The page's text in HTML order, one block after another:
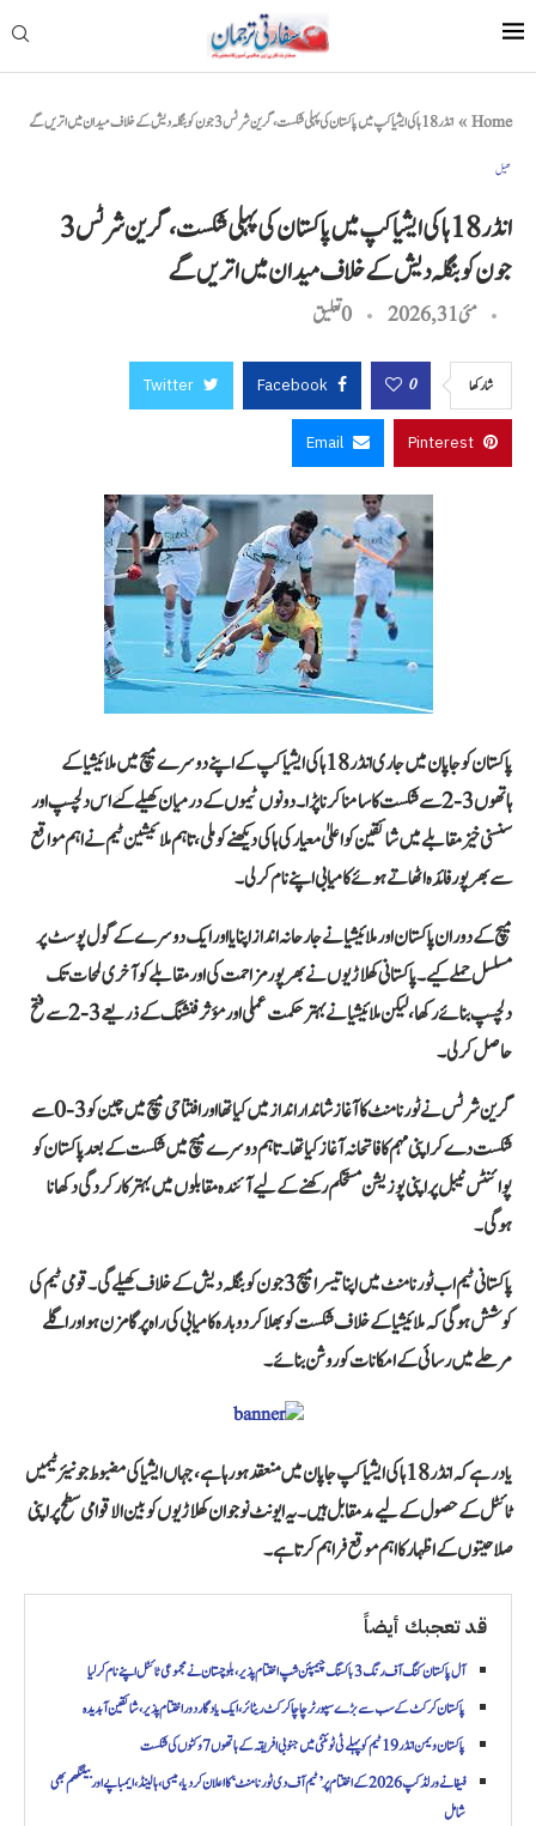
Home
» انڈر 18 ہاکی ایشیا کپ میں پاکستان کی پہلی شکست، گرین شرٹس 3 جون کو بنگلہ دیش کے خلاف میدان میں اتریں گے
کھیل
انڈر 18 ہاکی ایشیا کپ میں پاکستان کی پہلی شکست، گرین شرٹس 3
جون کو بنگلہ دیش کے خلاف میدان میں اتریں گے
مئی 31, 2026 0 تعليق
شاركها 0
Facebook
Twitter
Pinterest
Email
پاکستان کو جاپان میں جاری انڈر 18 ہاکی ایشیا کپ کے اپنے دوسرے میچ میں ملائیشیا کے
ہاتھوں 3-2 سے شکست کا سامنا کرنا پڑا۔ دونوں ٹیموں کے درمیان کھیلے گئے اس دلچسپ اور
سنسنی خیز مقابلے میں شائقین کو اعلیٰ معیار کی ہاکی دیکھنے کو ملی، تاہم ملائیشین ٹیم نے اہم مواقع
سے بھرپور فائدہ اٹھاتے ہوئے کامیابی اپنے نام کر لی۔
میچ کے دوران پاکستان اور ملائیشیا نے جارحانہ انداز اپنایا اور ایک دوسرے کے گول پوسٹ پر
مسلسل حملے کیے۔ پاکستانی کھلاڑیوں نے بھرپور مزاحمت کی اور مقابلے کو آخری لمحات تک
دلچسپ بنائے رکھا، لیکن ملائیشیا نے بہتر حکمت عملی اور مؤثر فنشنگ کے ذریعے 3-2 سے فتح
حاصل کر لی۔
گرین شرٹس نے ٹورنامنٹ کا آغاز شاندار انداز میں کیا تھا اور افتتاحی میچ میں چین کو 3-0 سے
شکست دے کر اپنی مہم کا فاتحانہ آغاز کیا تھا۔ تاہم دوسرے میچ میں شکست کے بعد پاکستان کو
پوائنٹس ٹیبل پر اپنی پوزیشن مستحکم رکھنے کے لیے آئندہ مقابلوں میں بہتر کارکردگی دکھانا
ہوگی۔
پاکستانی ٹیم اب ٹورنامنٹ میں اپنا تیسرا میچ 3 جون کو بنگلہ دیش کے خلاف کھیلے گی۔ قومی ٹیم کی
کوشش ہوگی کہ ملائیشیا کے خلاف شکست کو بھلا کر دوبارہ کامیابی کی راہ پر گامزن ہو اور اگلے
مرحلے میں رسائی کے امکانات کو روشن بنائے۔
یاد رہے کہ انڈر 18 ہاکی ایشیا کپ جاپان میں منعقد ہو رہا ہے، جہاں ایشیا کی مضبوط جونیئر ٹیمیں
ٹائٹل کے حصول کے لیے مدمقابل ہیں۔ یہ ایونٹ نوجوان کھلاڑیوں کو بین الاقوامی سطح پر اپنی
صلاحیتوں کے اظہار کا اہم موقع فراہم کرتا ہے۔
قد تعجبك أيضاً
آل پاکستان کنگ آف رنگ 3 باکسنگ چیمپئن شپ اختتام پذیر، بلوچستان نے مجموعی ٹائٹل اپنے نام کر لیا
پاکستان کرکٹ کے سب سے بڑے سپورٹر چاچا کرکٹ ریٹائر، ایک یادگار دور اختتام پذیر، شائقین آبدیدہ
پاکستان ویمن انڈر 19 ٹیم کو پہلے ٹی ٹوئنٹی میں جنوبی افریقہ کے ہاتھوں 7 وکٹوں کی شکست
فیفا نےورلڈ کپ 2026 کے اختتام پر ’ٹیم آف دی ٹورنامنٹ‘ کا اعلان کر دیا، میسی، ہالینڈ، ایمباپے اور بیلنگھم بھی
شامل